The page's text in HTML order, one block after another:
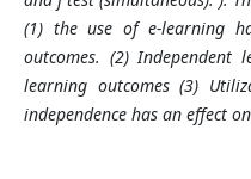
(1) the use of e-learning
outcomes. (2) Independent
learning outcomes (3)
independence has an effect